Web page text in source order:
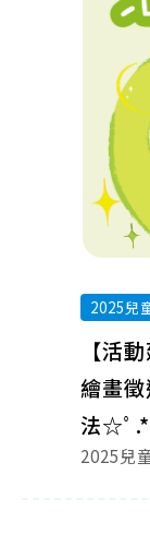
2025兒
【活
繪畫
法☆ﾟ.*
2025兒